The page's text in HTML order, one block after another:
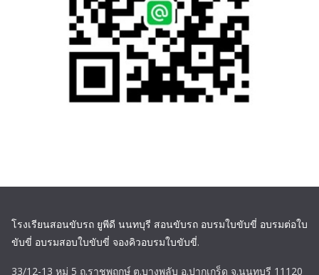
โรงเรียนสอนขับรถ ยูพีดี นนทบุรี สอนขับรถ อบรมใบขับขี่ อบรมต่อใบ
ขับขี่ อบรมสอบใบขับขี่ จองคิวอบรมใบขับขี่.
33/12-13 หมู่ 5 ถ.ราชพฤกษ์ ต.บางพลับ อ.ปากเกร็ด จ.นนทบุรี 11120